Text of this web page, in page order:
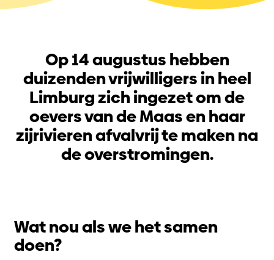
Op 14 augustus hebben
duizenden vrijwilligers in heel
Limburg zich ingezet om de
oevers van de Maas en haar
zijrivieren afvalvrij te maken na
de overstromingen.
Wat nou als we het samen
doen?